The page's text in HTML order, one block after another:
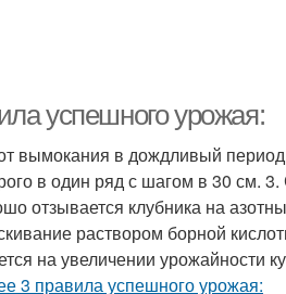
успешного урожая:
вымокания в дождливый
в один ряд с шагом в 30 см.
отзывается клубника на
раствором борной
на увеличении урожайности